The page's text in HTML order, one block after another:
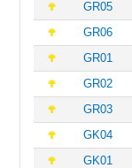
GR05
GR06
GR01
GR02
GR03
GK04
GK01